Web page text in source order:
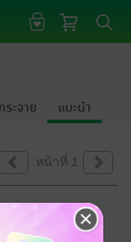
ระจาย แนะนำ
หน้าที่ 1